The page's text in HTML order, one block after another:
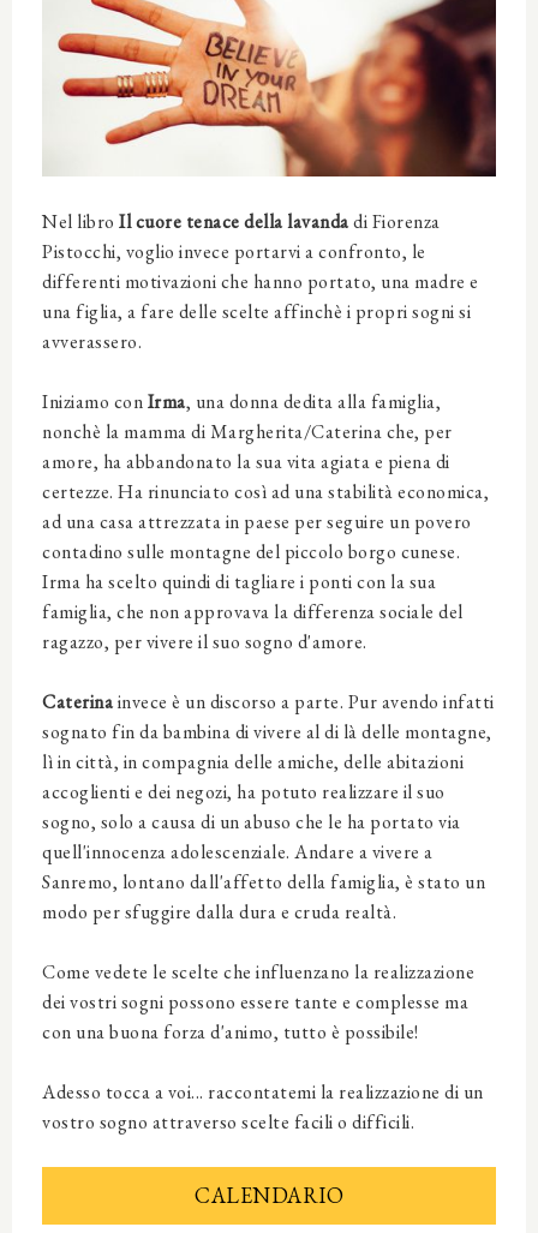
Nel libro Il cuore tenace della lavandadi Fiorenza
Pistocchi, voglio invece portarvi a confronto, le
differenti motivazioni che hanno portato, una madre e
una figlia, a fare delle scelte affinchè i propri sogni si
avverassero.
Iniziamo conIrma, una donna dedita alla famiglia,
nonchè la mamma di Margherita/Caterina che, per
amore, ha abbandonato la sua vita agiata e piena di
certezze. Ha rinunciato così ad una stabilità economica,
ad una casa attrezzata in paese per seguire un povero
contadino sulle montagne del piccolo borgo cunese.
Irma ha scelto quindi di tagliare i ponti con la sua
famiglia, che non approvava la differenza sociale del
ragazzo, per vivere il suo sogno d'amore.
Caterinainvece è un discorso a parte. Pur avendo infatti
sognato fin da bambina di vivere al di là delle montagne,
lì in città, in compagnia delle amiche, delle abitazioni
accoglienti e dei negozi, ha potuto realizzare il suo
sogno, solo a causa di un abuso che le ha portato via
quell'innocenza adolescenziale. Andare a vivere a
Sanremo, lontano dall'affetto della famiglia, è stato un
modo per sfuggire dalla dura e cruda realtà.
Come vedete le scelte che influenzano la realizzazione
dei vostri sogni possono essere tante e complesse ma
con una buona forza d'animo, tutto è possibile!
Adesso tocca a voi... raccontatemi la realizzazione di un
vostro sogno attraverso scelte facili o difficili.
CALENDARIO